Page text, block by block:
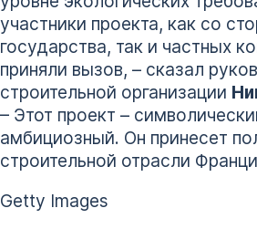
участники проекта, как со
государства, так и частных
приняли вызов, – сказал
строительной организации
– Этот проект –
амбициозный. Он принесет
строительной отрасли
Getty Images